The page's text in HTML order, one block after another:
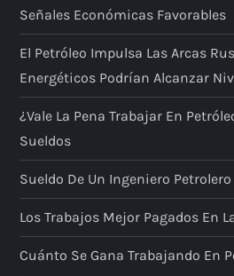
Señales Económicas Favorables
El Petróleo Impulsa Las Arcas
Energéticos Podrían Alcanzar
¿Vale La Pena Trabajar En
Sueldos
Sueldo De Un Ingeniero
Los Trabajos Mejor Pagados En
Cuánto Se Gana Trabajando En